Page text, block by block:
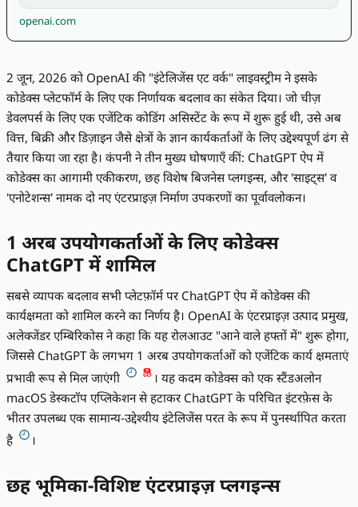
openai.com
2 जून, 2026 को OpenAI की "इंटेलिजेंस एट वर्क" लाइवस्ट्रीम ने इसके
कोडेक्स प्लेटफॉर्म के लिए एक निर्णायक बदलाव का संकेत दिया। जो चीज़
डेवलपर्स के लिए एक एजेंटिक कोडिंग असिस्टेंट के रूप में शुरू हुई थी, उसे अब
वित्त, बिक्री और डिज़ाइन जैसे क्षेत्रों के ज्ञान कार्यकर्ताओं के लिए उद्देश्यपूर्ण ढंग से
तैयार किया जा रहा है। कंपनी ने तीन मुख्य घोषणाएँ कीं: ChatGPT ऐप में
कोडेक्स का आगामी एकीकरण, छह विशेष बिजनेस प्लगइन्स, और 'साइट्स' व
'एनोटेशन्स' नामक दो नए एंटरप्राइज़ निर्माण उपकरणों का पूर्वावलोकन।
1 अरब उपयोगकर्ताओं के लिए कोडेक्स
ChatGPT में शामिल
सबसे व्यापक बदलाव सभी प्लेटफ़ॉर्म पर ChatGPT ऐप में कोडेक्स की
कार्यक्षमता को शामिल करने का निर्णय है। OpenAI के एंटरप्राइज़ उत्पाद प्रमुख,
अलेक्जेंडर एम्बिरिकोस ने कहा कि यह रोलआउट "आने वाले हफ्तों में" शुरू होगा,
जिससे ChatGPT के लगभग 1 अरब उपयोगकर्ताओं को एजेंटिक कार्य क्षमताएं
प्रभावी रूप से मिल जाएंगी
। यह कदम कोडेक्स को एक स्टैंडअलोन
macOS डेस्कटॉप एप्लिकेशन से हटाकर ChatGPT के परिचित इंटरफ़ेस के
भीतर उपलब्ध एक सामान्य-उद्देश्यीय इंटेलिजेंस परत के रूप में पुनर्स्थापित करता
है
।
छह भूमिका-विशिष्ट एंटरप्राइज़ प्लगइन्स